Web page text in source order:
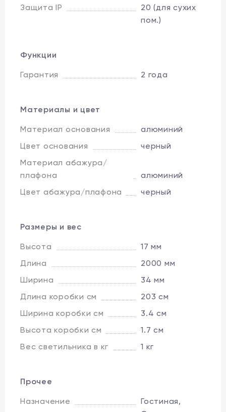
Защита IP
20 (для сухих
пом.)
Функции
Гарантия 2 года
Материалы и цвет
Материал основания
алюминий
Цвет основания
черный
Материал абажура/
плафона
алюминий
Цвет абажура/плафона
черный
Размеры и вес
Высота
17 мм
Длина
2000 мм
Ширина
34 мм
Длина коробки см
203 см
Ширина коробки см
3.4 см
Высота коробки см
1.7 см
Вес светильника в кг
1 кг
Прочее
Назначение
Гостиная,